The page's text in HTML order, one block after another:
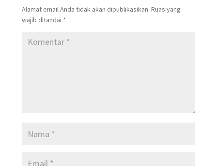
Alamat email Anda tidak akan dipublikasikan. Ruas yang
wajib ditandai *